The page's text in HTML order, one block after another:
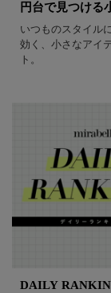
円台で見つける
いつものスタイル
効く、小さなアイ
ト。
DAILY